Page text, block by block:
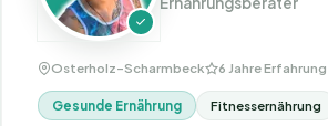
Osterholz-Scharmbeck 6 Jahre Erfahrung
Gesunde Ernährung Fitnessernährung